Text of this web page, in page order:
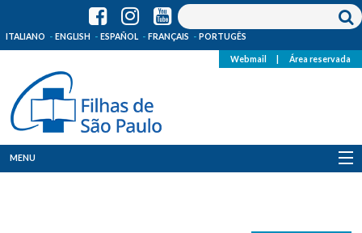
ITALIANO ENGLISH ESPAÑOL FRANÇAIS PORTUGÊS
Webmail Área reservada
MENU